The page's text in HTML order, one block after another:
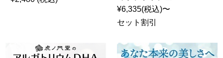
¥6,335(税込)〜
セット割引